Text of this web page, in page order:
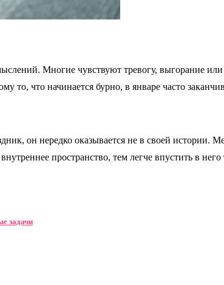
Многие чувствуют тревогу, выгорание
что начинается бурно, в январе часто
он нередко оказывается не в своей истории.
пространство, тем легче впустить в него
задачи